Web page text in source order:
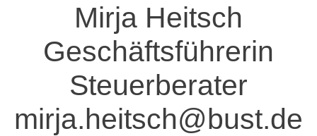
Mirja Heitsch
Geschäftsführerin
Steuerberater
mirja.heitsch@bust.de